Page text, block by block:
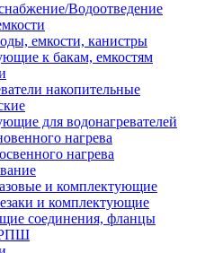
Водоотведение
емкости, канистры
к бакам, емкостям
накопительные
для водонагревателей
нагрева
нагрева
и комплектующие
и комплектующие
соединения, фланцы